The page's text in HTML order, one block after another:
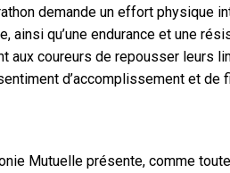
demande un effort physique
ainsi qu’une endurance et une
aux coureurs de repousser leurs
d’accomplissement et de
Mutuelle présente, comme